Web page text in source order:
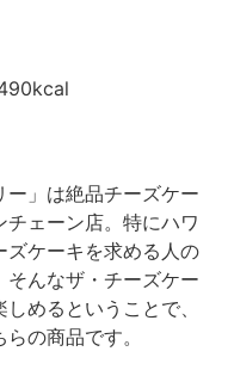
ー」は絶品チーズケー
ェーン店。特にハワ
ズケーキを求める人の
んなザ・チーズケー
めるということで、
の商品です。